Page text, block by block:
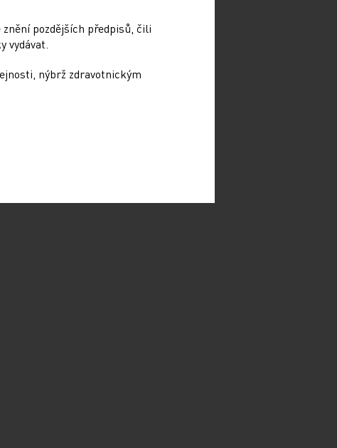
pozdějších předpisů, čili
vydávat.
nýbrž zdravotnickým